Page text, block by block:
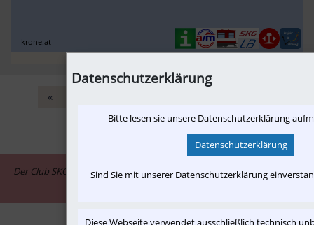
krone.at
«
Der Club SKGLB ist assoziiertes Mitglied im Informationsnetzwerk "in-
Datenschutzerklärung
Bitte lesen sie unsere Datenschutzerklärung
Datenschutzerklärung
Sind Sie mit unserer Datenschutzerklärung
Diese Webseite verwendet ausschließlich technisch